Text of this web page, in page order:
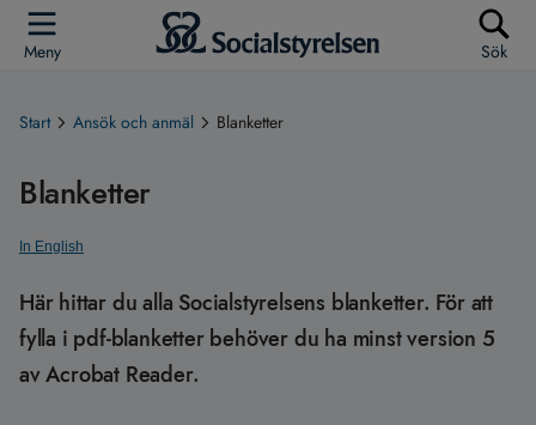
Meny Sök
Start Ansök och anmäl Blanketter
Blanketter
In English
Här hittar du alla Socialstyrelsens blanketter. För att
fylla i pdf-blanketter behöver du ha minst version 5
av Acrobat Reader.